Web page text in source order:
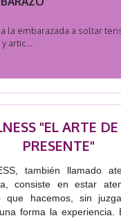
a la embarazada a soltar
artic...
"EL ARTE
PRESENTE"
también llamado
consiste en estar
que hacemos, sin
forma la experiencia.